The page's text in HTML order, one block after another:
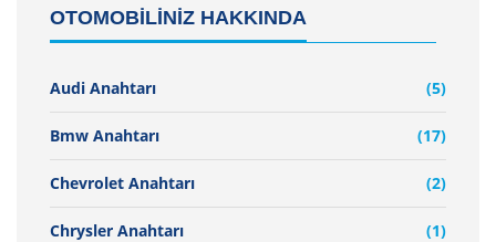
OTOMOBİLİNİZ HAKKINDA
Audi Anahtarı (5)
Bmw Anahtarı (17)
Chevrolet Anahtarı (2)
Chrysler Anahtarı (1)